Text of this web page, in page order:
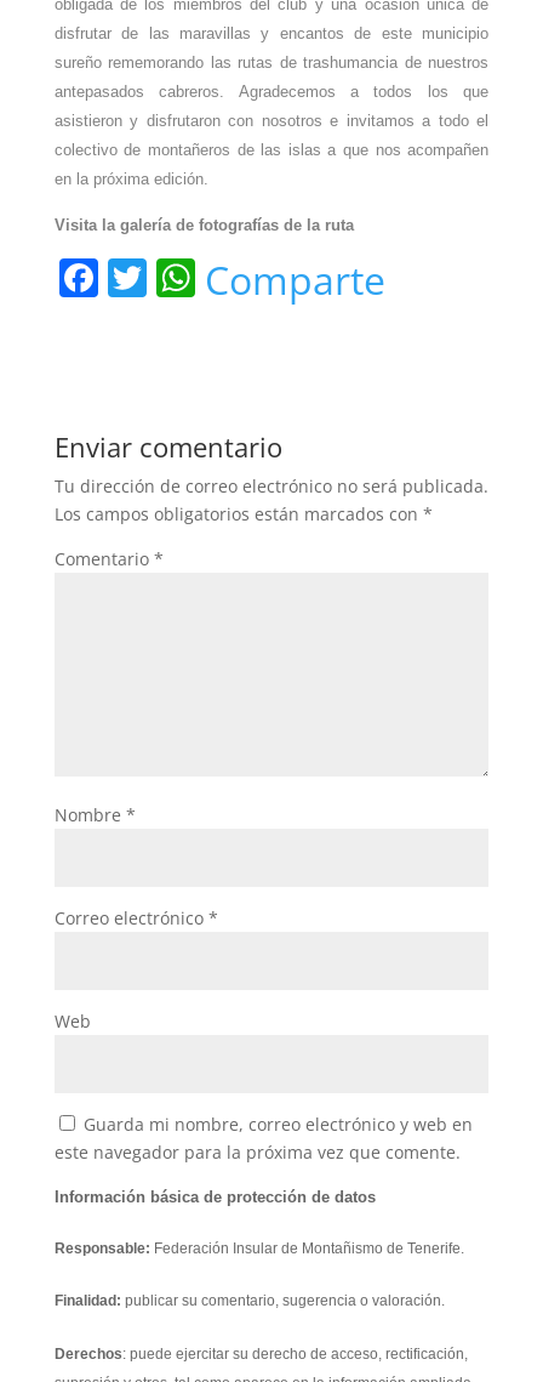
obligada de los miembros del club y una ocasión única de
disfrutar de las maravillas y encantos de este municipio
sureño rememorando las rutas de trashumancia de nuestros
antepasados cabreros. Agradecemos a todos los que
asistieron y disfrutaron con nosotros e invitamos a todo el
colectivo de montañeros de las islas a que nos acompañen
en la próxima edición.
Visita la galería de fotografías de la ruta
F
b
o
o
k
T W
A
p
p
Comparte
Enviar comentario
Tu dirección de correo electrónico no será publicada.
Los campos obligatorios están marcados con *
Comentario *
Nombre *
Correo electrónico *
Web
Guarda mi nombre, correo electrónico y web en
este navegador para la próxima vez que comente.
Información básica de protección de datos
Responsable: Federación Insular de Montañismo de Tenerife.
Finalidad: publicar su comentario, sugerencia o valoración.
Derechos: puede ejercitar su derecho de acceso, rectificación,